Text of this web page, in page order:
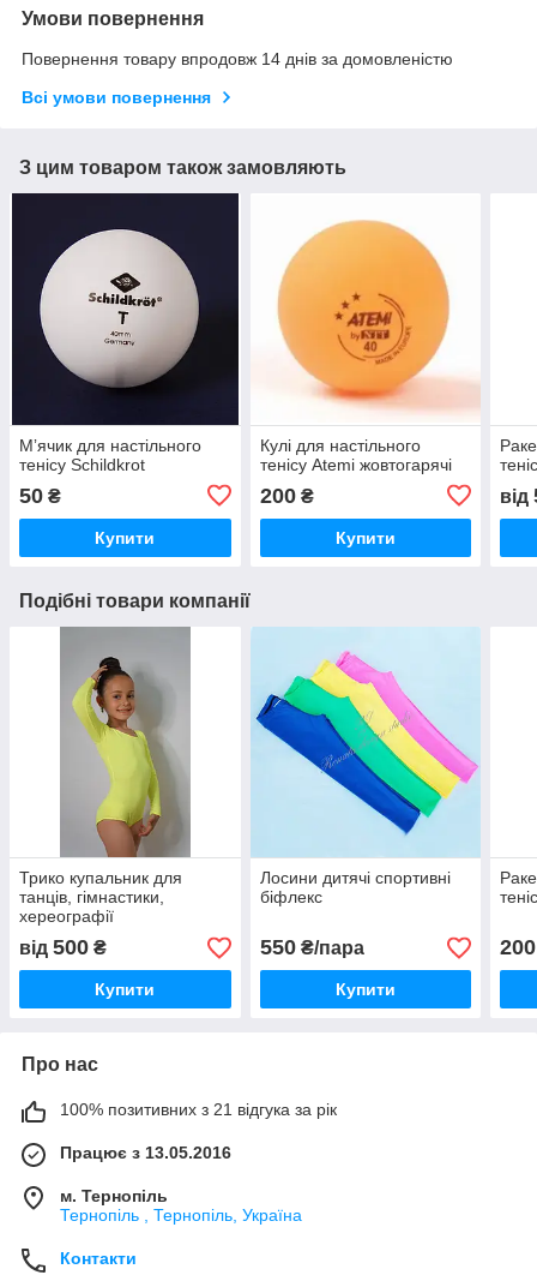
Умови повернення
Повернення товару впродовж 14 днів за домовленістю
Всі умови повернення
З цим товаром також замовляють
Мʼячик для настільного
тенісу Schildkrot
50 ₴
Купити
Кулі для настільного
тенісу Atemi жовтогарячі
200₴
Купити
від
Подібні товари компанії
Трико купальник для
танців, гімнастики,
хереографії
від 500 ₴
Купити
Лосини дитячі спортивні
біфлекс
550₴/пара
Купити
200
Про нас
100% позитивних з 21 відгука за рік
Працює з 13.05.2016
м. Тернопіль
Тернопіль , Тернопіль, Україна
Контакти